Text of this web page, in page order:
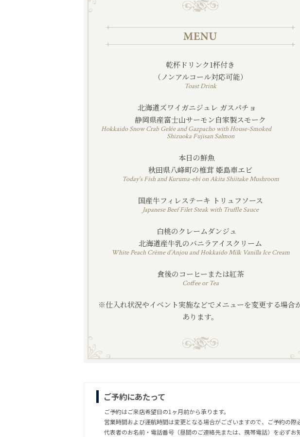
乾杯ドリンク1杯付き
（ノンアルコール対応可能）
Toast Drink
北海道ズワイガニジュレ ガスパチョ
静岡県産富士山サーモン自家製スモーク
Hokkaido Snow Crab Gelée and Gazpacho with House-Smoked
Shizuoka Fujisan Salmon
本日の鮮魚
秋田県八峰町の椎茸 姫島車エビ
Today's Fish and Kuruma-ebi on Akita Shiitake Mushroom
国産牛フィレステーキ トリュフソース
Japanese Beef Filet Steak with Truffle Sauce
白桃のクレームダンジュ
北海道産牛乳のバニラアイスクリーム
White Peach Crème d’Anjou and Hokkaido Milk Vanilla Ice Cream
食後のコーヒーまたは紅茶
Coffee or Tea
※仕入れ状況やイベント実施などでメニューを変更する場合
あります。
ご予約にあたって
ご予約はご来店希望日の1ヶ月前から承ります。
営業時間および運航時間は変更となる場合がございますので、ご予約の際
代表者のお名前・電話番号（昼間のご連絡先または、携帯電話）を必ずお